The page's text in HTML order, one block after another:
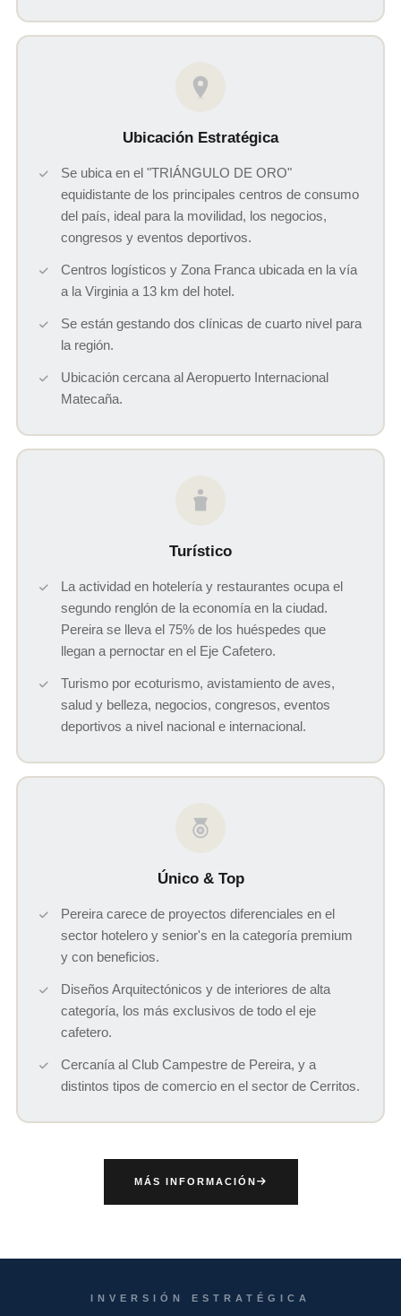
Ubicación Estratégica
Se ubica en el "TRIÁNGULO DE ORO"
equidistante de los principales centros de consumo
del país, ideal para la movilidad, los negocios,
congresos y eventos deportivos.
Centros logísticos y Zona Franca ubicada en la vía
a la Virginia a 13 km del hotel.
Se están gestando dos clínicas de cuarto nivel para
la región.
Ubicación cercana al Aeropuerto Internacional
Matecaña.
Turístico
La actividad en hotelería y restaurantes ocupa el
segundo renglón de la economía en la ciudad.
Pereira se lleva el 75% de los huéspedes que
llegan a pernoctar en el Eje Cafetero.
Turismo por ecoturismo, avistamiento de aves,
salud y belleza, negocios, congresos, eventos
deportivos a nivel nacional e internacional.
Único & Top
Pereira carece de proyectos diferenciales en el
sector hotelero y senior's en la categoría premium
y con beneficios.
Diseños Arquitectónicos y de interiores de alta
categoría, los más exclusivos de todo el eje
cafetero.
Cercanía al Club Campestre de Pereira, y a
distintos tipos de comercio en el sector de Cerritos.
MÁS INFORMACIÓN
INVERSIÓN ESTRATÉGICA